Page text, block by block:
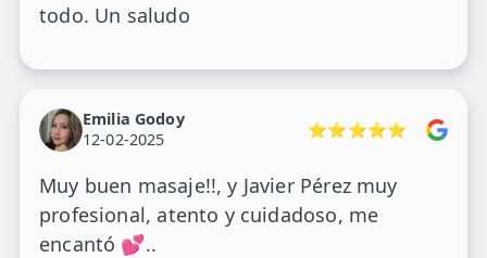
todo. Un saludo
Emilia Godoy
12-02-2025
⭐⭐⭐⭐⭐
Muy buen masaje!!, y Javier Pérez muy
profesional, atento y cuidadoso, me
encantó 💕..